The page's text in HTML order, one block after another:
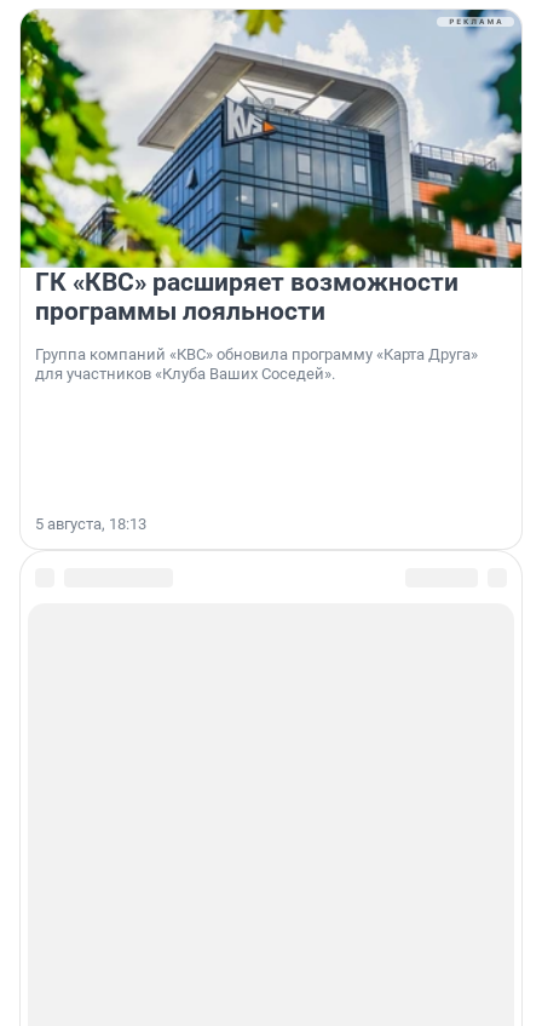
ГК «КВС» расширяет возможности
программы лояльности
Группа компаний «КВС» обновила программу «Карта Друга»
для участников «Клуба Ваших Соседей».
5 августа, 18:13